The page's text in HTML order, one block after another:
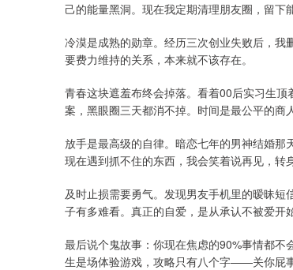
己的能量黑洞。现在我定期清理朋友圈，留下
冷漠是成熟的勋章。经历三次创业失败后，
要费力维持的关系，本来就不该存在。
青春这块遮羞布终会掉落。看着00后实习生
案，黑眼圈三天都消不掉。时间是最公平的商
放手是最高级的自律。暗恋七年的男神结婚那
现在遇到抓不住的东西，我会笑着说再见，转
及时止损需要勇气。发现男友手机里的暧昧
子有多难看。真正的自爱，是从承认不被爱开
最后说个鬼故事：你现在焦虑的90%事情都
生是场体验游戏，攻略只有八个字——关你屁